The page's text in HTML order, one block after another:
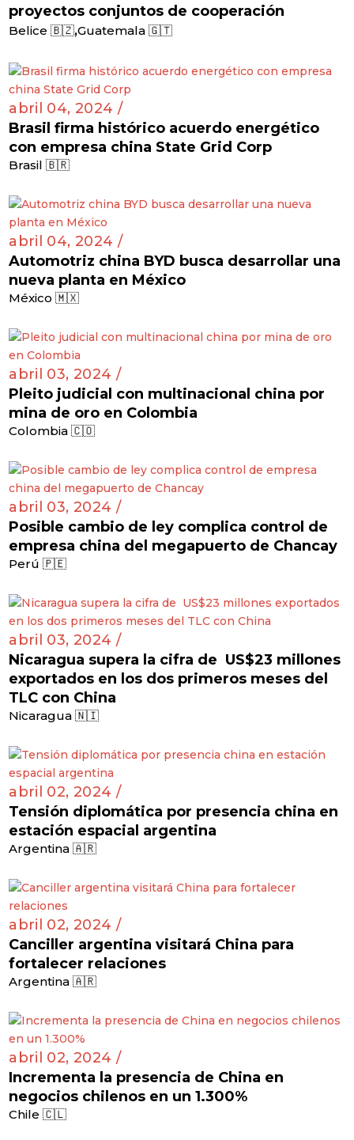
proyectos conjuntos de cooperación
Belice 🇧🇿,Guatemala 🇬🇹
abril 04, 2024 /
Brasil firma histórico acuerdo energético
con empresa china State Grid Corp
Brasil 🇧🇷
abril 04, 2024 /
Automotriz china BYD busca desarrollar una
nueva planta en México
México 🇲🇽
abril 03, 2024 /
Pleito judicial con multinacional china por
mina de oro en Colombia
Colombia 🇨🇴
abril 03, 2024 /
Posible cambio de ley complica control de
empresa china del megapuerto de Chancay
Perú 🇵🇪
abril 03, 2024 /
Nicaragua supera la cifra de US$23 millones
exportados en los dos primeros meses del
TLC con China
Nicaragua 🇳🇮
abril 02, 2024 /
Tensión diplomática por presencia china en
estación espacial argentina
Argentina 🇦🇷
abril 02, 2024 /
Canciller argentina visitará China para
fortalecer relaciones
Argentina 🇦🇷
abril 02, 2024 /
Incrementa la presencia de China en
negocios chilenos en un 1.300%
Chile 🇨🇱